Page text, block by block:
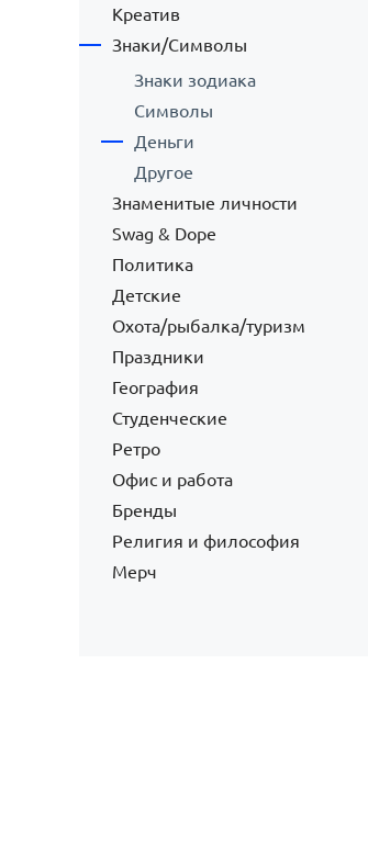
Креатив
Знаки/Символы
Знаки зодиака
Символы
Деньги
Другое
Знаменитые личности
Swag & Dope
Политика
Детские
Охота/рыбалка/туризм
Праздники
География
Студенческие
Ретро
Офис и работа
Бренды
Религия и философия
Мерч